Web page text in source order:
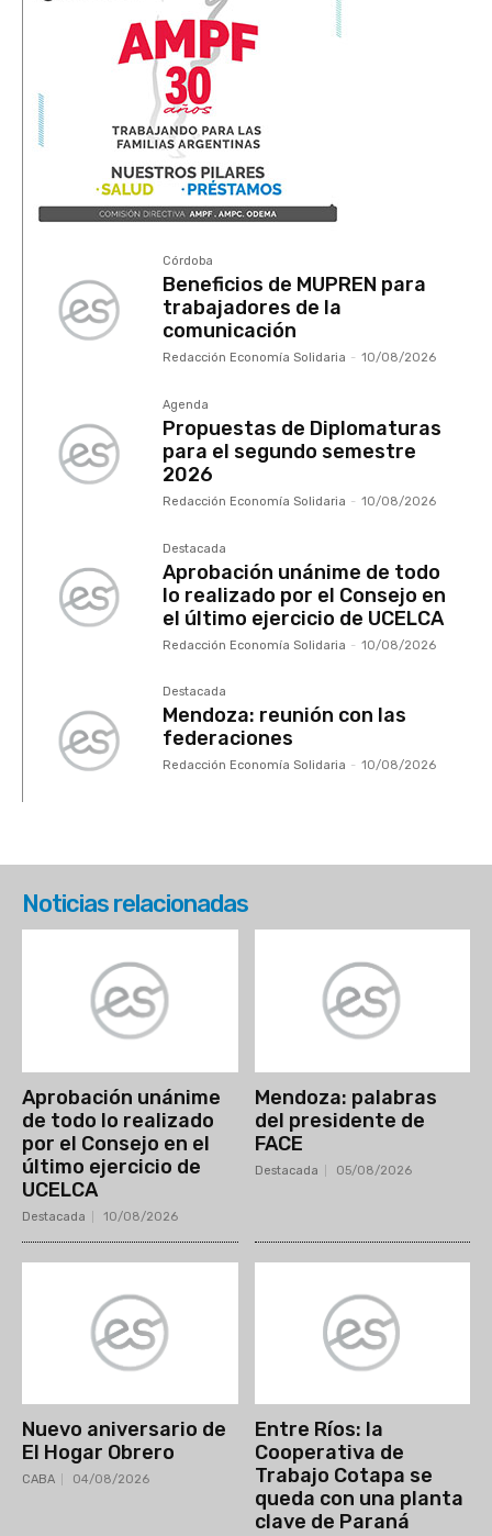
Córdoba
Beneficios de MUPREN para
trabajadores de la
comunicación
Redacción Economía Solidaria - 10/08/2026
Agenda
Propuestas de Diplomaturas
para el segundo semestre
2026
Redacción Economía Solidaria - 10/08/2026
Destacada
Aprobación unánime de todo
lo realizado por el Consejo en
el último ejercicio de UCELCA
Redacción Economía Solidaria - 10/08/2026
Destacada
Mendoza: reunión con las
federaciones
Redacción Economía Solidaria - 10/08/2026
Noticias relacionadas
Aprobación unánime
de todo lo realizado
por el Consejo en el
último ejercicio de
UCELCA
Destacada 10/08/2026
Mendoza: palabras
del presidente de
FACE
Destacada 05/08/2026
Nuevo aniversario de
El Hogar Obrero
CABA 04/08/2026
Entre Ríos: la
Cooperativa de
Trabajo Cotapa se
queda con una planta
clave de Paraná